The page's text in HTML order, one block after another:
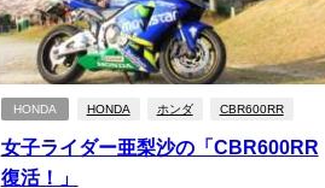
HONDA HONDA ホンダ CBR600RR
女子ライダー亜梨沙の「CBR600RR
復活！」